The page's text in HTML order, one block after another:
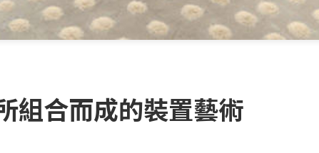
組合而成的裝置藝術